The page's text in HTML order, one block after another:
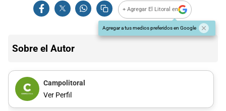
+ Agregar El Litoral en
Agregar a tus medios preferidos en Google
Sobre el Autor
Campolitoral
Ver Perfil